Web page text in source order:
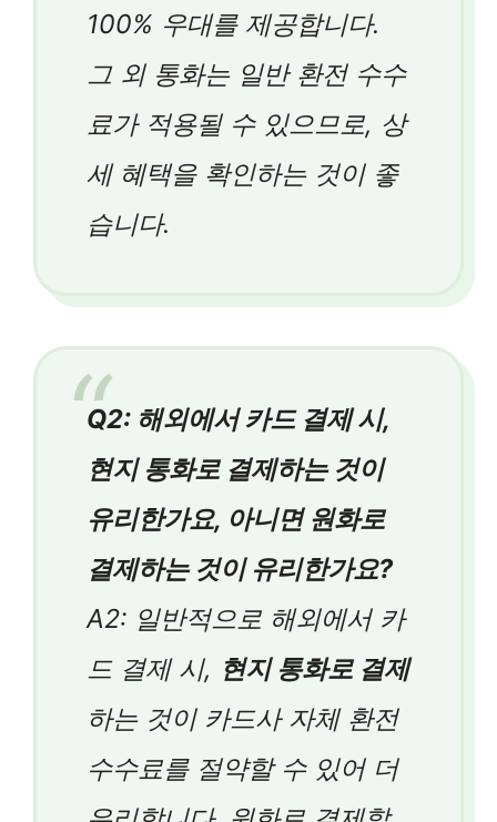
100% 우대를 제공합니다.
그 외 통화는 일반 환전 수수
료가 적용될 수 있으므로, 상
세 혜택을 확인하는 것이 좋
습니다.
Q2: 해외에서 카드 결제 시,
현지 통화로 결제하는 것이
유리한가요, 아니면 원화로
결제하는 것이 유리한가요?
A2: 일반적으로 해외에서 카
드 결제 시, 현지 통화로 결제
하는 것이 카드사 자체 환전
수수료를 절약할 수 있어 더